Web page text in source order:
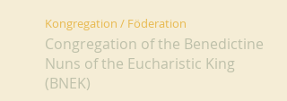
Kongregation / Föderation
Congregation of the Benedictine
Nuns of the Eucharistic King
(BNEK)